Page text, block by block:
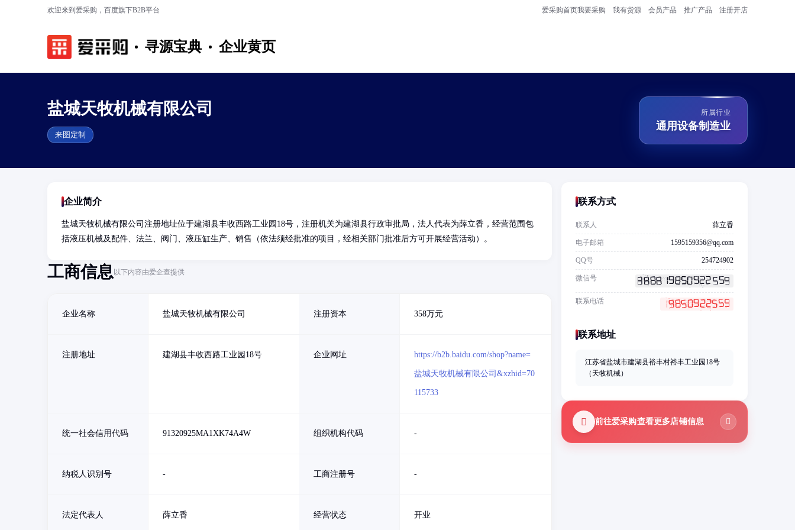
欢迎来到爱采购，百度旗下B2B平台 爱采购首页我要采购 我有货源 会员产品 推广产品 注册开店
寻源宝典 企业黄页
盐城天牧机械有限公司
来图定制
所属行业
通用设备制造业
企业简介
盐城天牧机械有限公司注册地址位于建湖县丰收西路工业园18号，注册机关为建湖县行政审批局，法人代表为薛立香，经营范围包
括液压机械及配件、法兰、阀门、液压缸生产、销售（依法须经批准的项目，经相关部门批准后方可开展经营活动）。
工商信息以下内容由爱企查提供
企业名称 盐城天牧机械有限公司 注册资本 358万元
注册地址 建湖县丰收西路工业园18号 企业网址 https://b2b.baidu.com/shop?name=
盐城天牧机械有限公司&xzhid=70
115733
统一社会信用代码 91320925MA1XK74A4W 组织机构代码 -
纳税人识别号 - 工商注册号 -
法定代表人 薛立香 经营状态 开业
联系方式
联系人 薛立香
电子邮箱 1595159356@qq.com
QQ号 254724902
微信号
联系电话
联系地址
江苏省盐城市建湖县裕丰村裕丰工业园18号
（天牧机械）
前往爱采购查看更多店铺信息